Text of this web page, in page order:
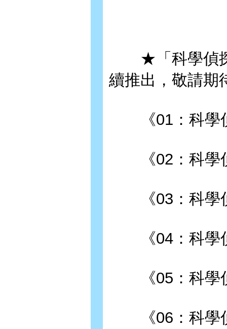
★「科學偵探
續推出，敬請期
《01：科學
《02：科學
《03：科學
《04：科學
《05：科學
《06：科學